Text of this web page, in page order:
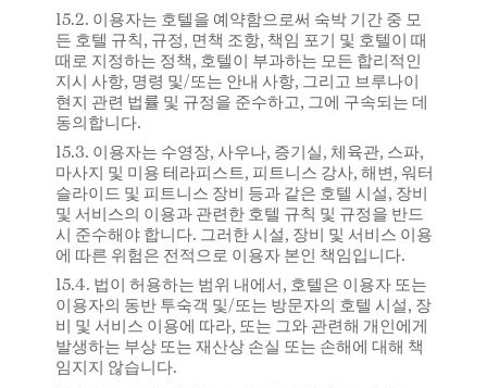
15.2. 이용자는 호텔을 예약함으로써 숙박 기간 중 모
든 호텔 규칙, 규정, 면책 조항, 책임 포기 및 호텔이 때
때로 지정하는 정책, 호텔이 부과하는 모든 합리적인
지시 사항, 명령 및/또는 안내 사항, 그리고 브루나이
현지 관련 법률 및 규정을 준수하고, 그에 구속되는 데
동의합니다.
15.3. 이용자는 수영장, 사우나, 증기실, 체육관, 스파,
마사지 및 미용 테라피스트, 피트니스 강사, 해변, 워터
슬라이드 및 피트니스 장비 등과 같은 호텔 시설, 장비
및 서비스의 이용과 관련한 호텔 규칙 및 규정을 반드
시 준수해야 합니다. 그러한 시설, 장비 및 서비스 이용
에 따른 위험은 전적으로 이용자 본인 책임입니다.
15.4. 법이 허용하는 범위 내에서, 호텔은 이용자 또는
이용자의 동반 투숙객 및/또는 방문자의 호텔 시설, 장
비 및 서비스 이용에 따라, 또는 그와 관련해 개인에게
발생하는 부상 또는 재산상 손실 또는 손해에 대해 책
임지지 않습니다.